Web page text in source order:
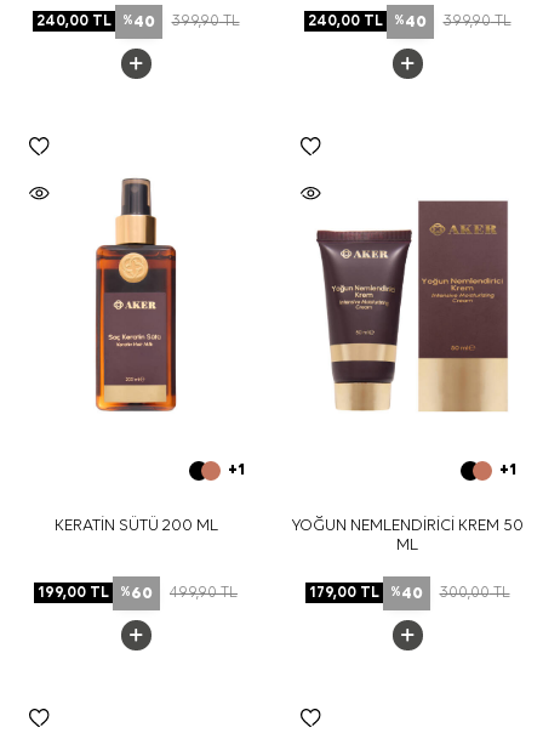
240,00TL %40 399,90TL 240,00TL %40 399,90TL
+1
KERATİN SÜTÜ 200 ML
199,00 TL %60 499,90TL
+1
YOĞUN NEMLENDİRİCİ KREM 50
ML
179,00TL %40 300,00TL